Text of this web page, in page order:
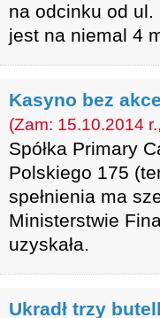
na odcinku od ul.
jest na niemal 4
Kasyno bez
(Zam: 15.10.2014
Spółka Primary
Polskiego 175
spełnienia ma
Ministerstwie
uzyskała.
Ukradł trzy